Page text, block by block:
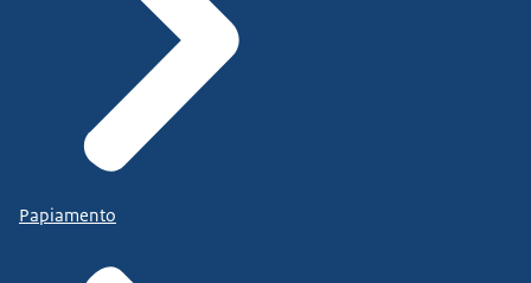
Papiamento